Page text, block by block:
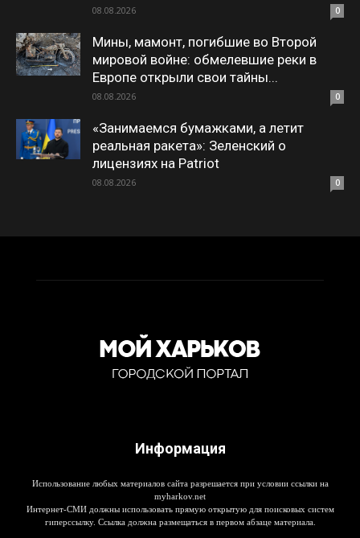
08.08.2026 0
Мины, мамонт, погибшие во Второй
мировой войне: обмелевшие реки в
Европе открыли свои тайны...
08.08.2026 0
«Занимаемся бумажками, а летит
реальная ракета»: Зеленский о
лицензиях на Patriot
08.08.2026 0
Информация
Использование любых материалов сайта разрешается при условии ссылки на
myharkov.net
Интернет-СМИ должны использовать прямую открытую для поисковых систем
гиперссылку. Ссылка должна размещаться в первом абзаце материала.